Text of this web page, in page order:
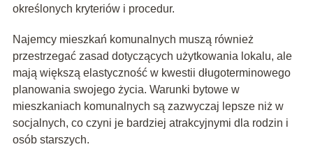
określonych kryteriów i procedur.
Najemcy mieszkań komunalnych muszą również
przestrzegać zasad dotyczących użytkowania lokalu, ale
mają większą elastyczność w kwestii długoterminowego
planowania swojego życia. Warunki bytowe w
mieszkaniach komunalnych są zazwyczaj lepsze niż w
socjalnych, co czyni je bardziej atrakcyjnymi dla rodzin i
osób starszych.